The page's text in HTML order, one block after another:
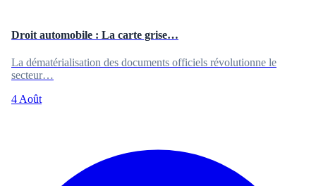
Droit automobile : La carte grise…
La dématérialisation des documents officiels révolutionne le
secteur…
4 Août